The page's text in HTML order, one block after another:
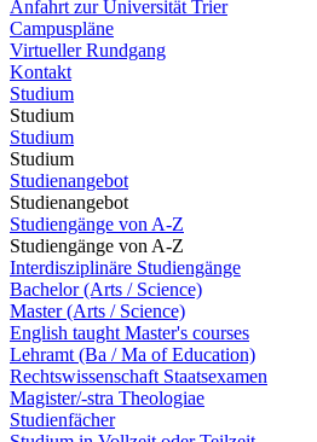
Anfahrt zur Universität Trier
Campuspläne
Virtueller Rundgang
Kontakt
Studium
Studium
Studium
Studium
Studienangebot
Studienangebot
Studiengänge von A-Z
Studiengänge von A-Z
Interdisziplinäre Studiengänge
Bachelor (Arts / Science)
Master (Arts / Science)
English taught Master's courses
Lehramt (Ba / Ma of Education)
Rechtswissenschaft Staatsexamen
Magister/-stra Theologiae
Studienfächer